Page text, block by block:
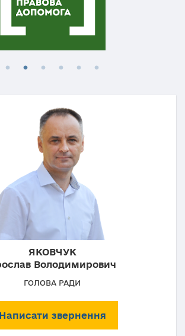
ЯКОВЧУК
Володимирович
ГОЛОВА РАДИ
Написати звернення